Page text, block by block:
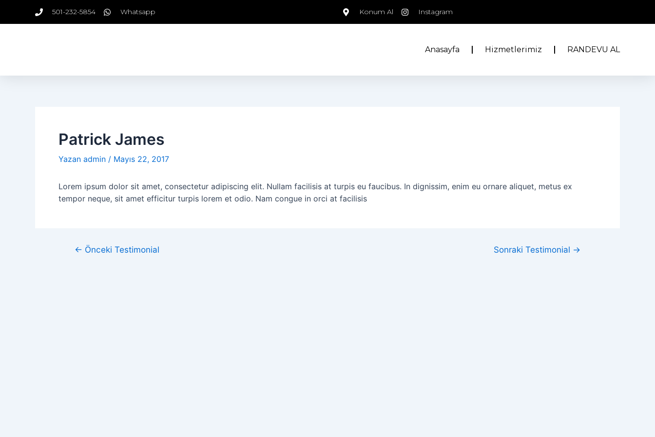
501-232-5854 Whatsapp Konum Al Instagram
Anasayfa Hizmetlerimiz RANDEVU AL
Patrick James
Yazan admin / Mayıs 22, 2017
Lorem ipsum dolor sit amet, consectetur adipiscing elit. Nullam facilisis at turpis eu faucibus. In dignissim, enim eu ornare aliquet, metus ex
tempor neque, sit amet efficitur turpis lorem et odio. Nam congue in orci at facilisis
← Önceki Testimonial Sonraki Testimonial →